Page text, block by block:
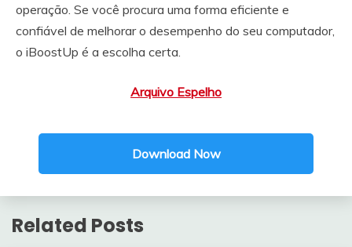
operação. Se você procura uma forma eficiente e
confiável de melhorar o desempenho do seu computador,
o iBoostUp é a escolha certa.
Arquivo Espelho
Download Now
Related Posts